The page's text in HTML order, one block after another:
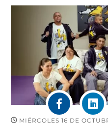
MIÉRCOLES 16 DE